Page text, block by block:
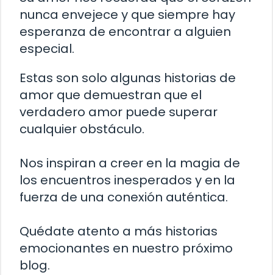
nunca envejece y que siempre hay
esperanza de encontrar a alguien
especial.
Estas son solo algunas historias de
amor que demuestran que el
verdadero amor puede superar
cualquier obstáculo.
Nos inspiran a creer en la magia de
los encuentros inesperados y en la
fuerza de una conexión auténtica.
Quédate atento a más historias
emocionantes en nuestro próximo
blog.